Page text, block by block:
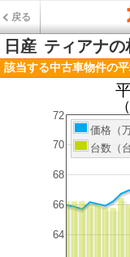
戻る
日産 ティアナの
該当する中古車物件の
64
66
68
70
72
価格（
台数（台